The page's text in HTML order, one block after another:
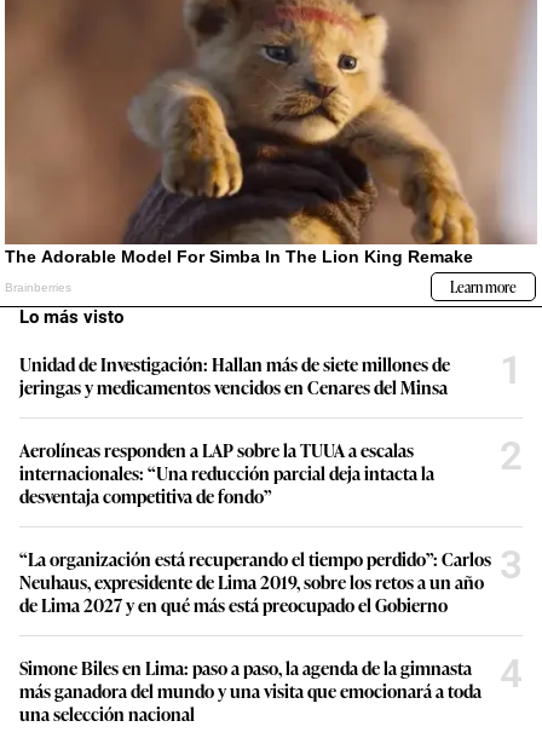
Lo más visto
Unidad de Investigación: Hallan más de siete millones de
jeringas y medicamentos vencidos en Cenares del Minsa
1
Aerolíneas responden a LAP sobre la TUUA a escalas
internacionales: “Una reducción parcial deja intacta la
desventaja competitiva de fondo”
2
“La organización está recuperando el tiempo perdido”: Carlos
Neuhaus, expresidente de Lima 2019, sobre los retos a un año
de Lima 2027 y en qué más está preocupado el Gobierno
3
Simone Biles en Lima: paso a paso, la agenda de la gimnasta
más ganadora del mundo y una visita que emocionará a toda
una selección nacional
4